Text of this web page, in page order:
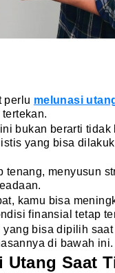
perlu melunasi
bukan berarti
yang bisa
tenang, menyusun
kamu bisa
finansial tetap
yang bisa dipilih
di bawah ini.
Utang Saat